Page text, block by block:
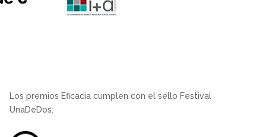
Los premios Eficacia cumplen con el sello Festival
UnaDeDos: